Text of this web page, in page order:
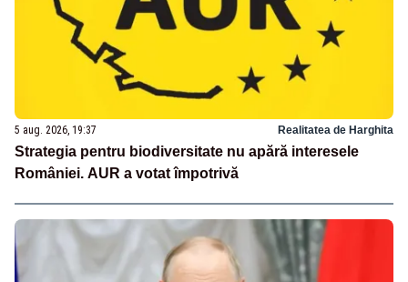
5 aug. 2026, 19:37 Realitatea de Harghita
Strategia pentru biodiversitate nu apără interesele
României. AUR a votat împotrivă